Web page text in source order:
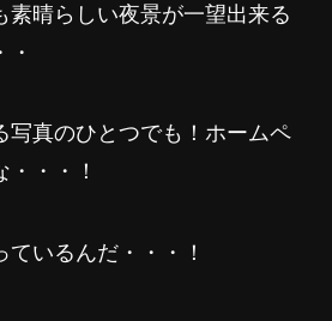
素晴らしい夜景が一望出来る
写真のひとつでも！ホームペ
・・！
いるんだ・・・！